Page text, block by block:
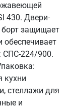
430. Двери-
борт защищает
обеспечивает
СПС-224/900.
кухни
стеллажи для
и